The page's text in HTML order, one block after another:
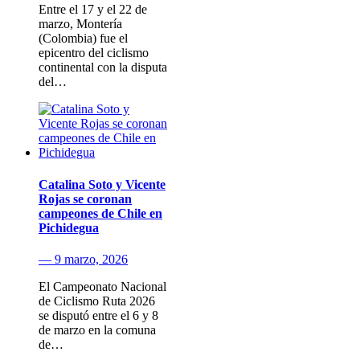
Entre el 17 y el 22 de
marzo, Montería
(Colombia) fue el
epicentro del ciclismo
continental con la disputa
del…
Catalina Soto y Vicente
Rojas se coronan
campeones de Chile en
Pichidegua
— 9 marzo, 2026
El Campeonato Nacional
de Ciclismo Ruta 2026
se disputó entre el 6 y 8
de marzo en la comuna
de…